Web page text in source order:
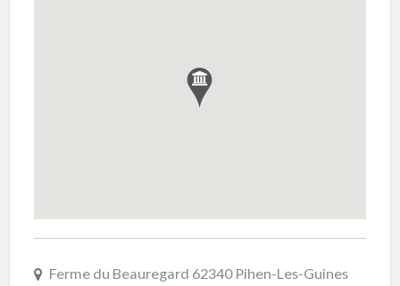
Ferme du Beauregard 62340 Pihen-Les-Guines